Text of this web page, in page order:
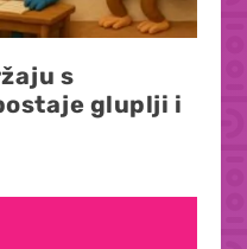
s
gluplji i